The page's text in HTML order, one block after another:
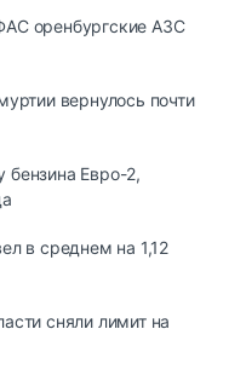
оренбургские АЗС
вернулось почти
Евро-2,
в среднем на 1,12
сняли лимит на